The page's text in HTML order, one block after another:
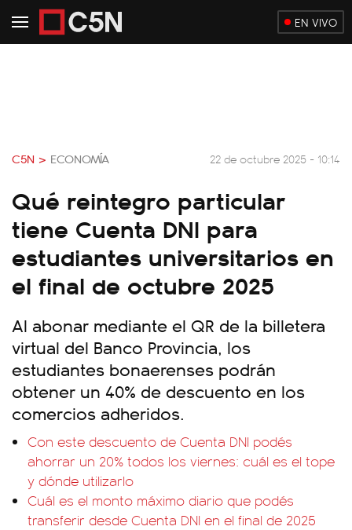
EN VIVO
C5N > ECONOMÍA 22 de octubre 2025 - 10:14
Qué reintegro particular
tiene Cuenta DNI para
estudiantes universitarios en
el final de octubre 2025
Al abonar mediante el QR de la billetera
virtual del Banco Provincia, los
estudiantes bonaerenses podrán
obtener un 40% de descuento en los
comercios adheridos.
Con este descuento de Cuenta DNI podés
ahorrar un 20% todos los viernes: cuál es el tope
y dónde utilizarlo
Cuál es el monto máximo diario que podés
transferir desde Cuenta DNI en el final de 2025